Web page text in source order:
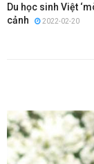
Du học sinh Việt
cảnh
2022-02-20